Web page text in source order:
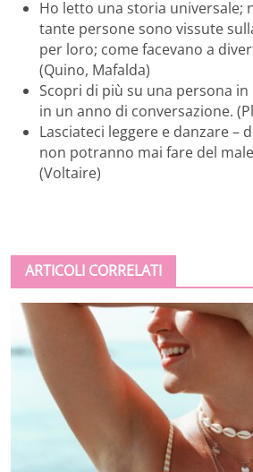
Ho letto una storia universale;
tante persone sono vissute
per loro; come facevano a
(Quino, Mafalda)
Scopri di più su una persona in
in un anno di conversazione.
Lasciateci leggere e danzare –
non potranno mai fare del
(Voltaire)
ARTICOLI CORRELATI